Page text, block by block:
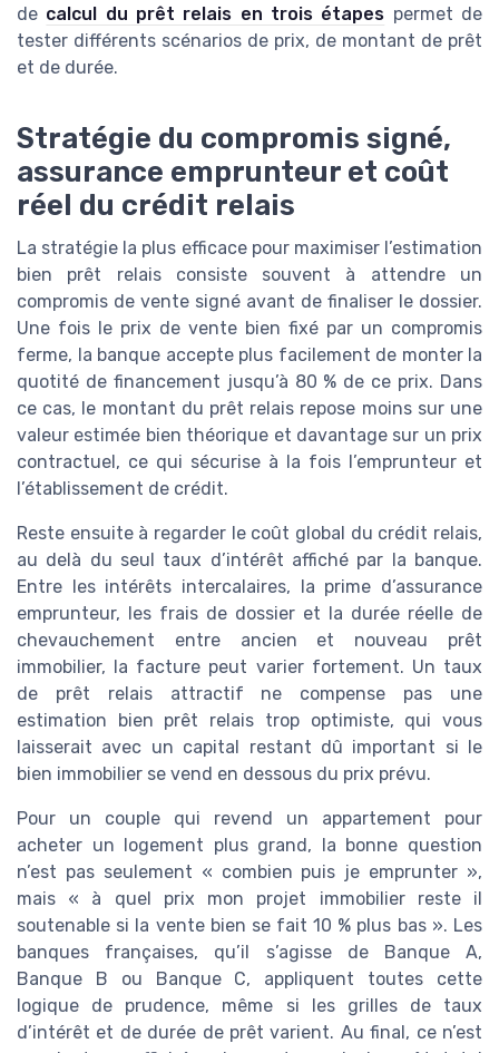
de calcul du prêt relais en trois étapes permet de
tester différents scénarios de prix, de montant de prêt
et de durée.
Stratégie du compromis signé,
assurance emprunteur et coût
réel du crédit relais
La stratégie la plus efficace pour maximiser l’estimation
bien prêt relais consiste souvent à attendre un
compromis de vente signé avant de finaliser le dossier.
Une fois le prix de vente bien fixé par un compromis
ferme, la banque accepte plus facilement de monter la
quotité de financement jusqu’à 80 % de ce prix. Dans
ce cas, le montant du prêt relais repose moins sur une
valeur estimée bien théorique et davantage sur un prix
contractuel, ce qui sécurise à la fois l’emprunteur et
l’établissement de crédit.
Reste ensuite à regarder le coût global du crédit relais,
au delà du seul taux d’intérêt affiché par la banque.
Entre les intérêts intercalaires, la prime d’assurance
emprunteur, les frais de dossier et la durée réelle de
chevauchement entre ancien et nouveau prêt
immobilier, la facture peut varier fortement. Un taux
de prêt relais attractif ne compense pas une
estimation bien prêt relais trop optimiste, qui vous
laisserait avec un capital restant dû important si le
bien immobilier se vend en dessous du prix prévu.
Pour un couple qui revend un appartement pour
acheter un logement plus grand, la bonne question
n’est pas seulement « combien puis je emprunter »,
mais « à quel prix mon projet immobilier reste il
soutenable si la vente bien se fait 10 % plus bas ». Les
banques françaises, qu’il s’agisse de Banque A,
Banque B ou Banque C, appliquent toutes cette
logique de prudence, même si les grilles de taux
d’intérêt et de durée de prêt varient. Au final, ce n’est